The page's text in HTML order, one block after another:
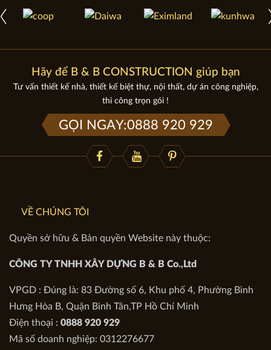
Hãy để B & B CONSTRUCTION giúp bạn
Tư vấn thiết kế nhà, thiết kế biệt thự, nội thất, dự án công nghiệp,
thi công trọn gói !
GỌI NGAY:0888 920 929
VỀ CHÚNG TÔI
Quyền sở hữu & Bản quyền Website này thuộc:
CÔNG TY TNHH XÂY DỰNG B & B Co.,Ltd
VPGD : Đúng là: 83 Đường số 6, Khu phố 4, Phường Bình
Hưng Hòa B, Quận Bình Tân,TP Hồ Chí Minh
Điện thoại : 0888 920 929
Mã số doanh nghiệp: 0312276677